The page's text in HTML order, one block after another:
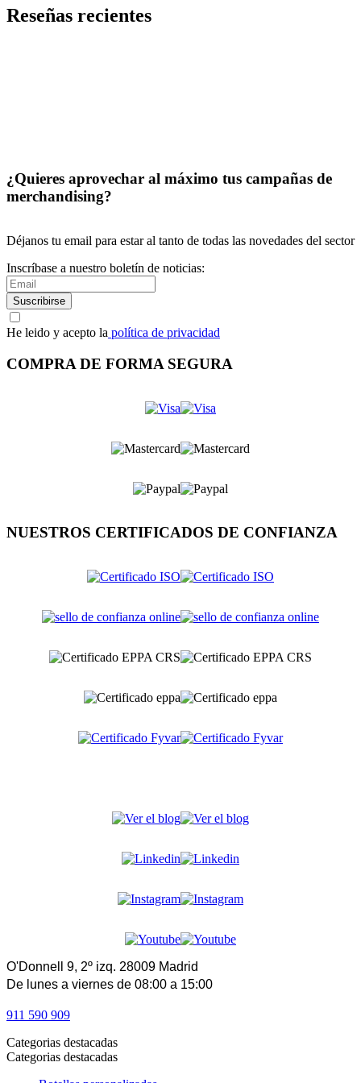
Reseñas recientes
¿Quieres aprovechar al máximo tus campañas de
merchandising?
Déjanos tu email para estar al tanto de todas las novedades del sector
Inscríbase a nuestro boletín de noticias:
Suscribirse
He leido y acepto la política de privacidad
COMPRA DE FORMA SEGURA
NUESTROS CERTIFICADOS DE CONFIANZA
O'Donnell 9, 2º izq. 28009 Madrid
De lunes a viernes de 08:00 a 15:00
911 590 909
Categorias destacadas
Categorias destacadas